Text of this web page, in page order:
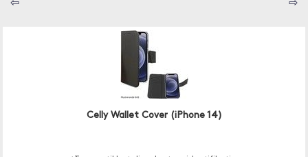
⇦ ⇨
Celly Wallet Cover (iPhone 14)